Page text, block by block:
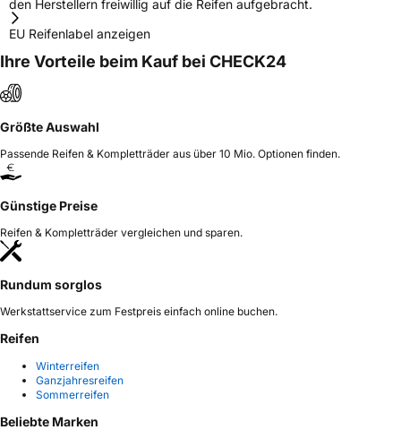
den Herstellern freiwillig auf die Reifen aufgebracht.
EU Reifenlabel anzeigen
Ihre Vorteile beim Kauf bei CHECK24
Größte Auswahl
Passende Reifen & Kompletträder aus über 10 Mio. Optionen finden.
Günstige Preise
Reifen & Kompletträder vergleichen und sparen.
Rundum sorglos
Werkstattservice zum Festpreis einfach online buchen.
Reifen
Winterreifen
Ganzjahresreifen
Sommerreifen
Beliebte Marken